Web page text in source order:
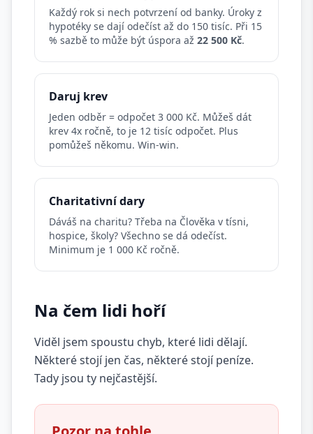
Každý rok si nech potvrzení od banky. Úroky z
hypotéky se dají odečíst až do 150 tisíc. Při 15
% sazbě to může být úspora až 22 500 Kč.
Daruj krev
Jeden odběr = odpočet 3 000 Kč. Můžeš dát
krev 4x ročně, to je 12 tisíc odpočet. Plus
pomůžeš někomu. Win-win.
Charitativní dary
Dáváš na charitu? Třeba na Člověka v tísni,
hospice, školy? Všechno se dá odečíst.
Minimum je 1 000 Kč ročně.
Na čem lidi hoří
Viděl jsem spoustu chyb, které lidi dělají.
Některé stojí jen čas, některé stojí peníze.
Tady jsou ty nejčastější.